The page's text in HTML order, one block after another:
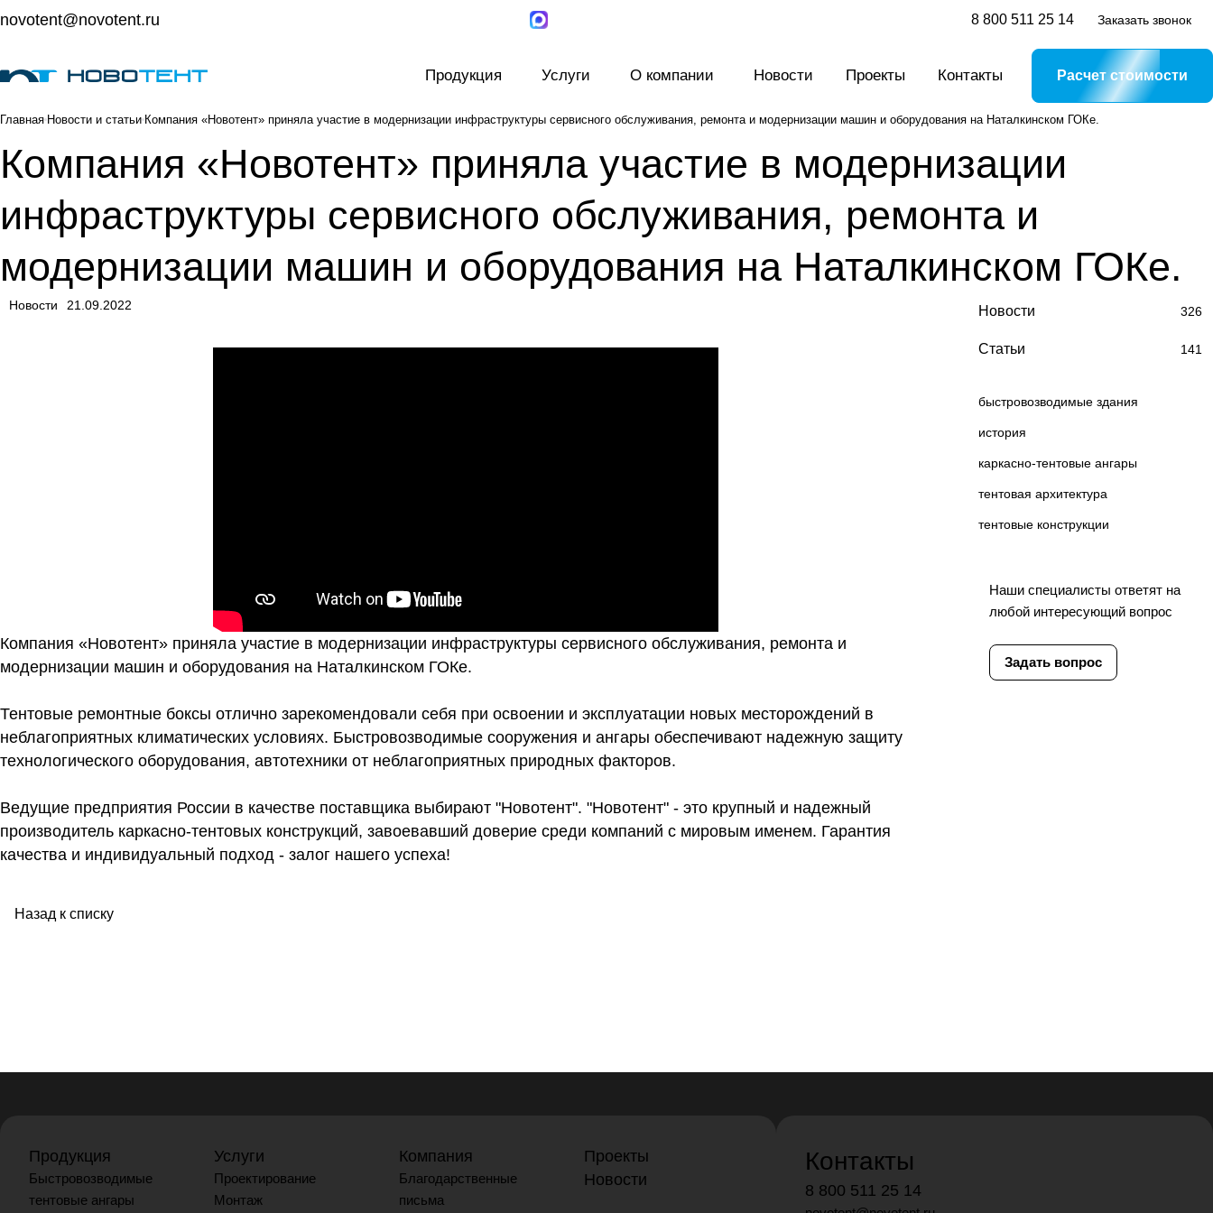
novotent@novotent.ru 8 800 511 25 14 Заказать звонок
Продукция Услуги О компании Новости Проекты Контакты Расчет стоимости
Главная Новости и статьи Компания «Новотент» приняла участие в модернизации инфраструктуры сервисного обслуживания, ремонта и модернизации машин и оборудования на Наталкинском ГОКе.
Компания «Новотент» приняла участие в модернизации
инфраструктуры сервисного обслуживания, ремонта и
модернизации машин и оборудования на Наталкинском ГОКе.
Новости 21.09.2022
Компания «Новотент» приняла участие в модернизации инфраструктуры сервисного обслуживания, ремонта и
модернизации машин и оборудования на Наталкинском ГОКе.
Тентовые ремонтные боксы отлично зарекомендовали себя при освоении и эксплуатации новых месторождений в
неблагоприятных климатических условиях. Быстровозводимые сооружения и ангары обеспечивают надежную защиту
технологического оборудования, автотехники от неблагоприятных природных факторов.
Ведущие предприятия России в качестве поставщика выбирают "Новотент". "Новотент" - это крупный и надежный
производитель каркасно-тентовых конструкций, завоевавший доверие среди компаний с мировым именем. Гарантия
качества и индивидуальный подход - залог нашего успеха!
Назад к списку
Новости 326
Статьи 141
быстровозводимые здания
история
каркасно-тентовые ангары
тентовая архитектура
тентовые конструкции
Наши специалисты ответят на
любой интересующий вопрос
Задать вопрос
Продукция
Быстровозводимые
тентовые ангары
Услуги
Проектирование
Монтаж
Компания
Благодарственные
письма
Проекты
Новости
Контакты
8 800 511 25 14